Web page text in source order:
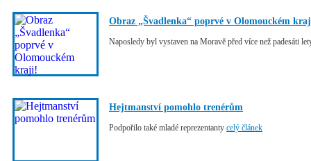
Obraz „Švadlenka“ poprvé v Olomouckém
Naposledy byl vystaven na Moravě před více než padesáti
Hejtmanství pomohlo trenérům
Podpořilo také mladé reprezentanty celý článek